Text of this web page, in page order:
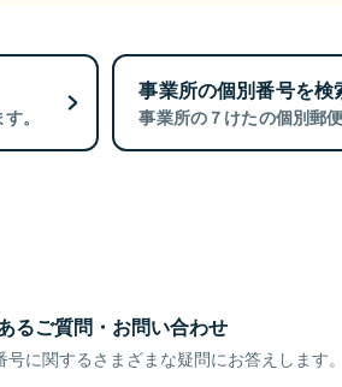
。
事業所の個別番号を検
事業所の７けたの個別郵
るご質問・お問い合わせ
号に関するさまざまな疑問にお答えします。